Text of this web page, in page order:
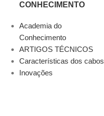
CONHECIMENTO
Academia do
Conhecimento
ARTIGOS TÉCNICOS
Características dos cabos
Inovações